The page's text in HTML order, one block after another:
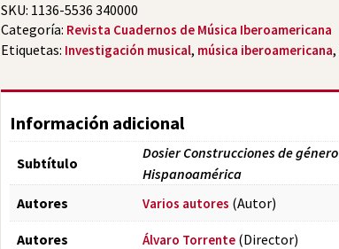
SKU: 1136-5536 340000
Categoría: Revista Cuadernos de Música Iberoamericana
Etiquetas: Investigación musical, música iberoamericana,
Información adicional
Subtítulo
Dosier Construcciones de
Hispanoamérica
Autores
Varios autores (Autor)
Autores Álvaro Torrente(Director)